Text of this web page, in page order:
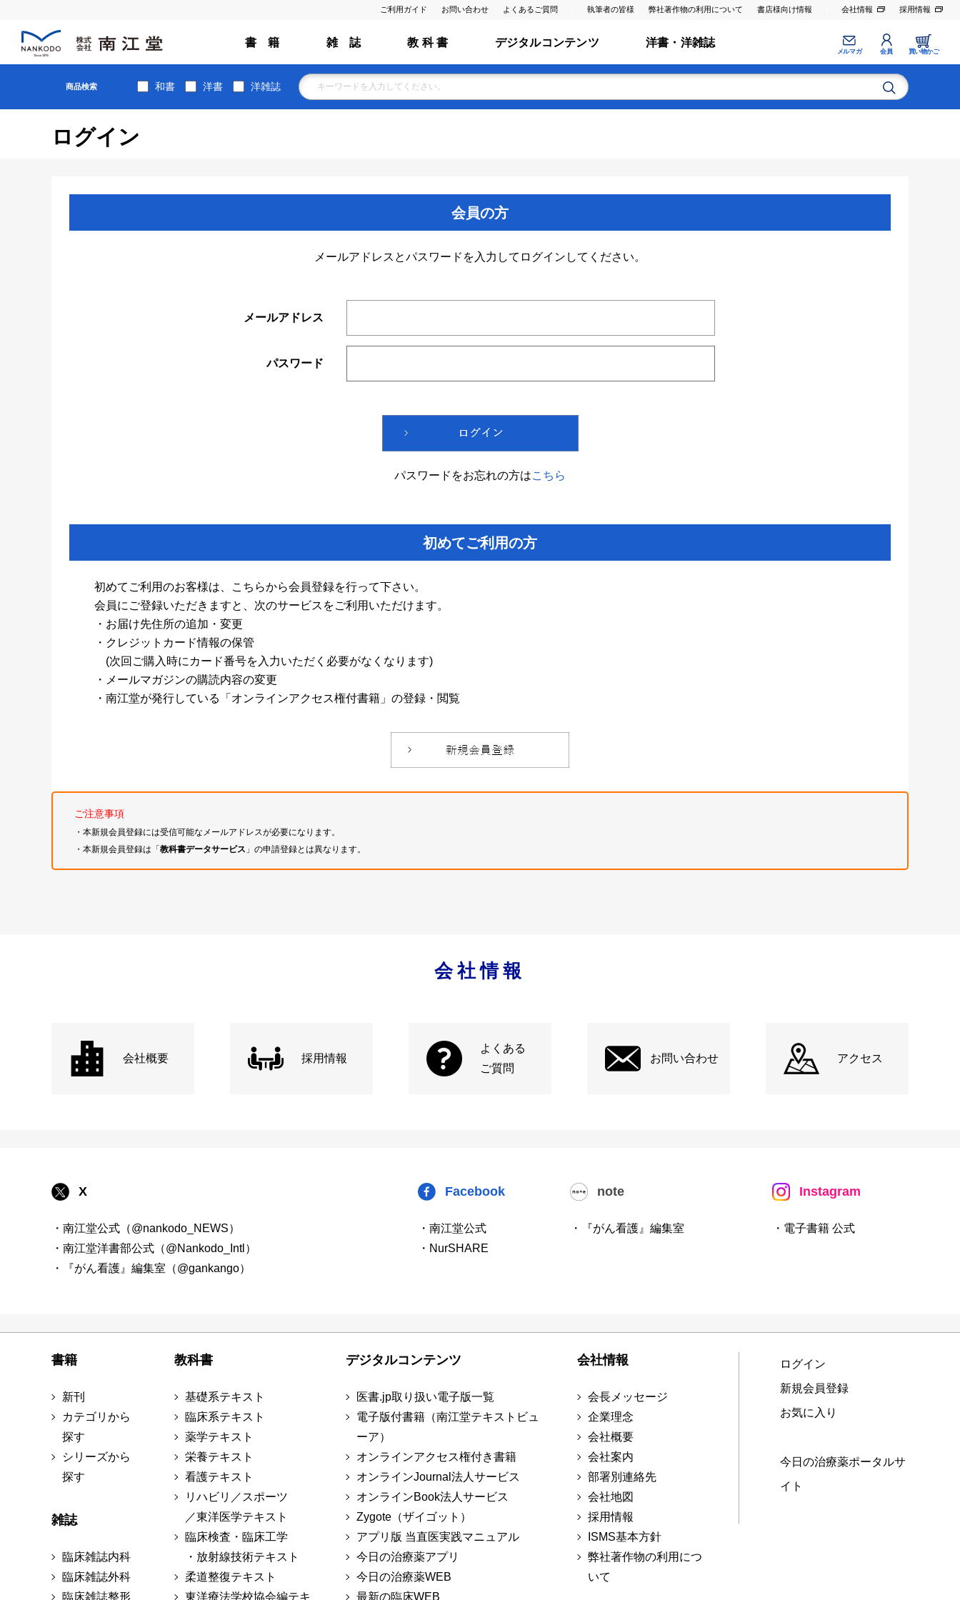
ご利用ガイド お問い合わせ よくあるご質問 執筆者の皆様 弊社著作物の利用について 書店様向け情報 会社情報 採用情報
書 籍 雑 誌 教 科 書 デジタルコンテンツ 洋書・洋雑誌
メルマガ 会員 買い物かご
商品検索 和書 洋書 洋雑誌
ログイン
会員の方
メールアドレスとパスワードを入力してログインしてください。
メールアドレス
パスワード
パスワードをお忘れの方はこちら
初めてご利用の方
初めてご利用のお客様は、こちらから会員登録を行って下さい。
会員にご登録いただきますと、次のサービスをご利用いただけます。
・お届け先住所の追加・変更
・クレジットカード情報の保管
(次回ご購入時にカード番号を入力いただく必要がなくなります)
・メールマガジンの購読内容の変更
・南江堂が発行している「オンラインアクセス権付書籍」の登録・閲覧
ご注意事項
・本新規会員登録には受信可能なメールアドレスが必要になります。
・本新規会員登録は「教科書データサービス 」の申請登録とは異なります。
会社情報
会社概要 採用情報
よくある
ご質問
お問い合わせ アクセス
X
・南江堂公式（@nankodo_NEWS）
・南江堂洋書部公式（@Nankodo_Intl）
・『がん看護』編集室（@gankango）
Facebook
・南江堂公式
・NurSHARE
note
・『がん看護』編集室
Instagram
・電子書籍 公式
書籍
新刊
カテゴリから
探す
シリーズから
探す
雑誌
臨床雑誌内科
臨床雑誌外科
臨床雑誌整形
教科書
基礎系テキスト
臨床系テキスト
薬学テキスト
栄養テキスト
看護テキスト
リハビリ／スポーツ
／東洋医学テキスト
臨床検査・臨床工学
・放射線技術テキスト
柔道整復テキスト
東洋療法学校協会編テキ
デジタルコンテンツ
医書.jp取り扱い電子版一覧
電子版付書籍（南江堂テキストビュ
ーア）
オンラインアクセス権付き書籍
オンラインJournal法人サービス
オンラインBook法人サービス
Zygote（ザイゴット）
アプリ版 当直医実践マニュアル
今日の治療薬アプリ
今日の治療薬WEB
最新の臨床WEB
会社情報
会長メッセージ
企業理念
会社概要
会社案内
部署別連絡先
会社地図
採用情報
ISMS基本方針
弊社著作物の利用につ
いて
ログイン
新規会員登録
お気に入り
今日の治療薬ポータルサ
イト